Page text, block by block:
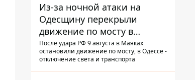
Из-за ночной атаки на
Одесщину перекрыли
движение по мосту в
Маяках - подробности от
ГНСУ
После удара РФ 9 августа в Маяках
остановили движение по мосту, в Одессе -
отключение света и транспорта